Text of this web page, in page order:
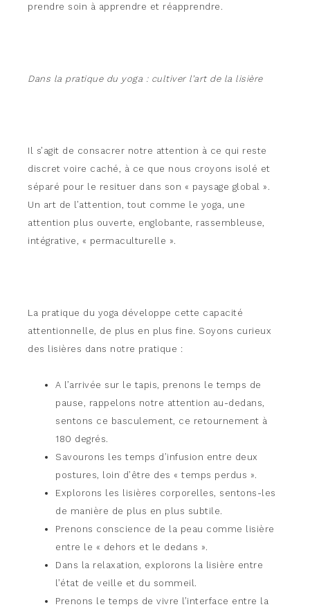
prendre soin à apprendre et réapprendre.
Dans la pratique du yoga : cultiver l’art de la lisière
Il s’agit de consacrer notre attention à ce qui reste
discret voire caché, à ce que nous croyons isolé et
séparé pour le resituer dans son « paysage global ».
Un art de l’attention, tout comme le yoga, une
attention plus ouverte, englobante, rassembleuse,
intégrative, « permaculturelle ».
La pratique du yoga développe cette capacité
attentionnelle, de plus en plus fine. Soyons curieux
des lisières dans notre pratique :
A l’arrivée sur le tapis, prenons le temps de
pause, rappelons notre attention au-dedans,
sentons ce basculement, ce retournement à
180 degrés.
Savourons les temps d’infusion entre deux
postures, loin d’être des « temps perdus ».
Explorons les lisières corporelles, sentons-les
de manière de plus en plus subtile.
Prenons conscience de la peau comme lisière
entre le « dehors et le dedans ».
Dans la relaxation, explorons la lisière entre
l’état de veille et du sommeil.
Prenons le temps de vivre l’interface entre la